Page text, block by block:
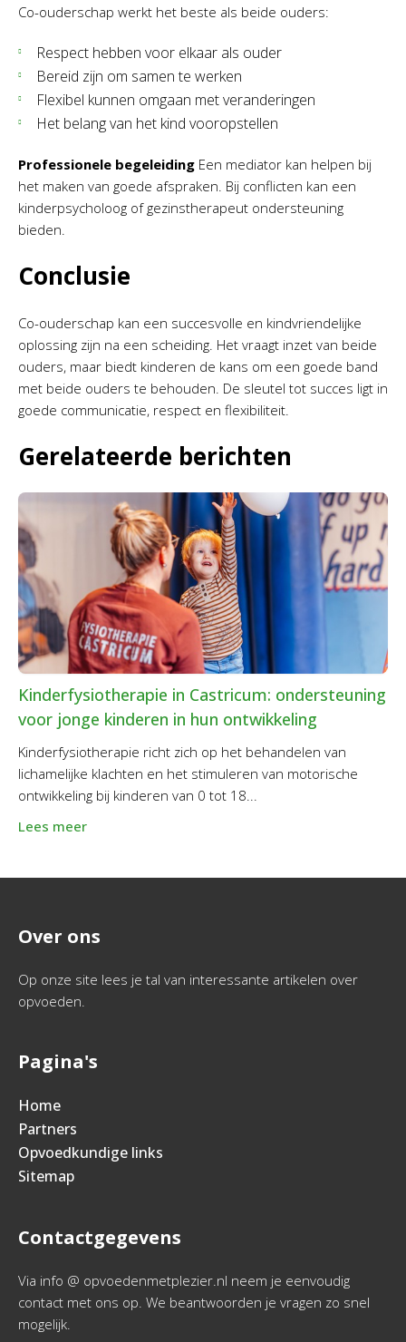
Co-ouderschap werkt het beste als beide ouders:
Respect hebben voor elkaar als ouder
Bereid zijn om samen te werken
Flexibel kunnen omgaan met veranderingen
Het belang van het kind vooropstellen
Professionele begeleiding Een mediator kan helpen bij
het maken van goede afspraken. Bij conflicten kan een
kinderpsycholoog of gezinstherapeut ondersteuning
bieden.
Conclusie
Co-ouderschap kan een succesvolle en kindvriendelijke
oplossing zijn na een scheiding. Het vraagt inzet van beide
ouders, maar biedt kinderen de kans om een goede band
met beide ouders te behouden. De sleutel tot succes ligt in
goede communicatie, respect en flexibiliteit.
Gerelateerde berichten
Kinderfysiotherapie in Castricum: ondersteuning
voor jonge kinderen in hun ontwikkeling
Kinderfysiotherapie richt zich op het behandelen van
lichamelijke klachten en het stimuleren van motorische
ontwikkeling bij kinderen van 0 tot 18...
Lees meer
Over ons
Op onze site lees je tal van interessante artikelen over
opvoeden.
Pagina's
Home
Partners
Opvoedkundige links
Sitemap
Contactgegevens
Via info @ opvoedenmetplezier.nl neem je eenvoudig
contact met ons op. We beantwoorden je vragen zo snel
mogelijk.